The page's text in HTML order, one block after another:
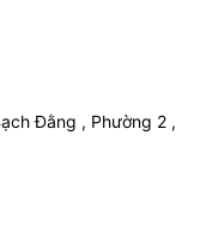
Đằng , Phường 2 ,